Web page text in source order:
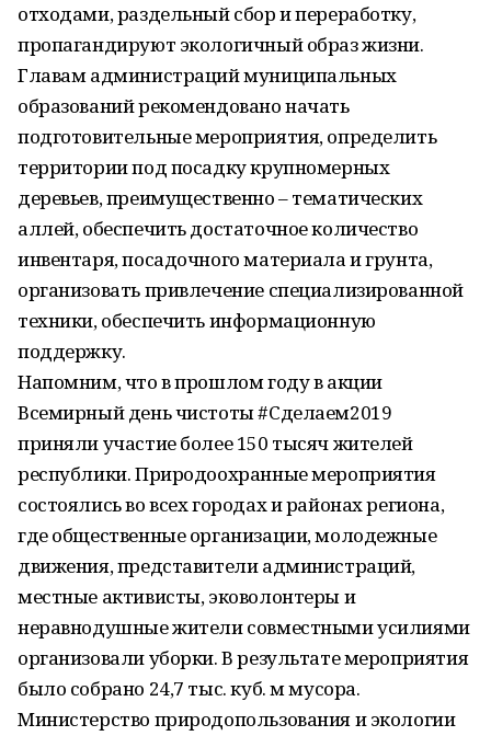
отходами, раздельный сбор и переработку,
пропагандируют экологичный образ жизни.
Главам администраций муниципальных
образований рекомендовано начать
подготовительные мероприятия, определить
территории под посадку крупномерных
деревьев, преимущественно – тематических
аллей, обеспечить достаточное количество
инвентаря, посадочного материала и грунта,
организовать привлечение специализированной
техники, обеспечить информационную
поддержку.
Напомним, что в прошлом году в акции
Всемирный день чистоты #Сделаем2019
приняли участие более 150 тысяч жителей
республики. Природоохранные мероприятия
состоялись во всех городах и районах региона,
где общественные организации, молодежные
движения, представители администраций,
местные активисты, эковолонтеры и
неравнодушные жители совместными усилиями
организовали уборки. В результате мероприятия
было собрано 24,7 тыс. куб. м мусора.
Министерство природопользования и экологии